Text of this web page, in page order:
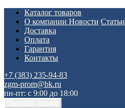
Каталог товаров
О компании Новости Статьи
Доставка
Оплата
Гарантия
Контакты
+7 (383) 235-94-83
zgm-prom@bk.ru
пн-пт: с 9:00 до 18:00